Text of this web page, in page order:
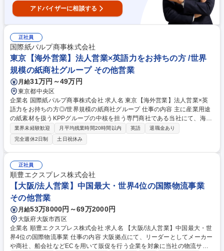
アドバイザーに相談する
正社員
国際紙パルプ商事株式会社
東京【海外営業】法人営業×英語力をお持ちの方 /世界
規模の紙商社グループ その他営業
月給31万円～49万円
東京都中央区
企業名 国際紙パルプ商事株式会社 求人名 東京【海外営業】法人営業×英
語力をお持ちの方◎/世界規模の紙商社グループ 仕事の内容 主に産業用途
の紙素材を扱うKPPグループの中核を担う専門商社である当社にて、海外
市場に向けの紙製品の販売を担当いただく営業課員を募集します。 【部門
役割】■海外各地（アジア、中近東、オセアニア、北米、欧州、アフリカ
等）に日本の紙と周辺機械などの輸出販売を行っています。 【業務内容】
■日本メーカーの紙・板紙その他類似製品の輸出販売 (メーカーからの仕入
れ交渉・海外客先への販売を担っていただきます) ■受発注業務、データ入
力、得意先への請求書発行、電話応対、各種資料作成等、その他事務処理
など 募集職種 東京【海外営業】法人営業×英語力をお持ちの方◎/世界規
模の紙商社グループ
業界未経験歓迎 月平均残業時間20時間以内 英語
退職金あり
完全週休2日制
土日祝休み
正社員
順豊エクスプレス株式会社
【大阪/法人営業】中国最大・世界4位の国際物流事業
その他営業
月給53万8000円～69万2000円
大阪府大阪市西区
企業名 順豊エクスプレス株式会社 求人名 【大阪/法人営業】中国最大・世
界4位の国際物流事業 仕事の内容 大阪拠点にて、リーダーとしてメーカー
や商社、船会社などECを用いて販促を行う企業を対象に当社の物流サー